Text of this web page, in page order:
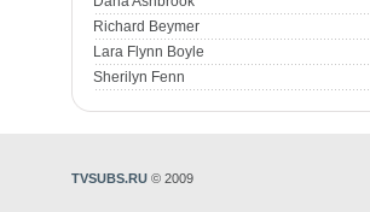
Richard Beymer
Lara Flynn Boyle
Sherilyn Fenn
TVSUBS.RU © 2009